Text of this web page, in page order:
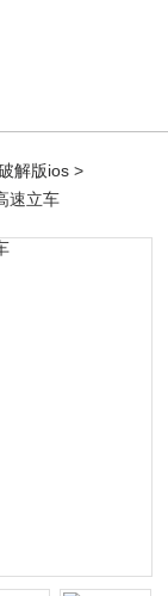
解版ios >
速立车